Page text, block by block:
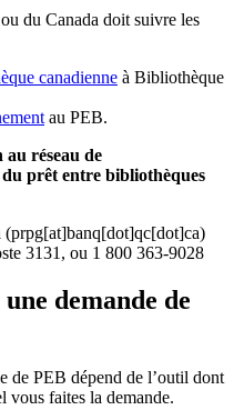
du Canada doit suivre les
canadienne à Bibliothèque
au PEB.
au réseau de
prêt entre bibliothèques
(prpg[at]banq[dot]qc[dot]ca)
3131, ou 1 800 363-9028
demande de
de PEB dépend de l’outil dont
vous faites la demande.